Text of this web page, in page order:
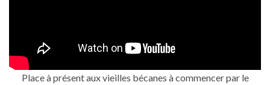
Place à présent aux vieilles bécanes à commencer par le